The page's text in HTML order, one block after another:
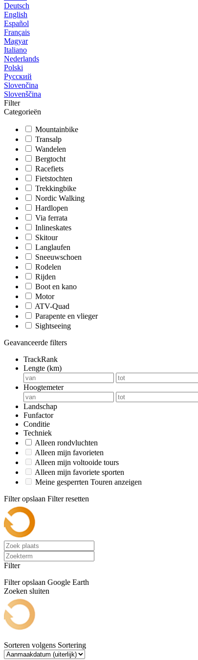
Deutsch
English
Español
Français
Magyar
Italiano
Nederlands
Polski
Русский
Slovenčina
Slovenščina
Filter
Categorieën
Mountainbike
Transalp
Wandelen
Bergtocht
Racefiets
Fietstochten
Trekkingbike
Nordic Walking
Hardlopen
Via ferrata
Inlineskates
Skitour
Langlaufen
Sneeuwschoen
Rodelen
Rijden
Boot en kano
Motor
ATV-Quad
Parapente en vlieger
Sightseeing
Geavanceerde filters
TrackRank
Lengte (km)
Hoogtemeter
Landschap
Funfactor
Conditie
Techniek
Alleen rondvluchten
Alleen mijn favorieten
Alleen mijn voltooide tours
Alleen mijn favoriete sporten
Meine gesperrten Touren anzeigen
Filter opslaan Filter resetten
Filter
Filter opslaan Google Earth
Zoeken sluiten
Sorteren volgens Sortering